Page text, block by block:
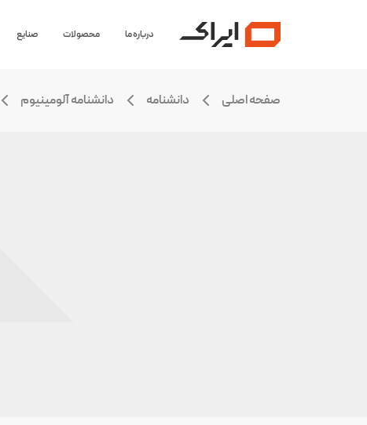
درباره ما محصولات صنایع
صفحه اصلی دانشنامه دانشنامه آلومینیوم